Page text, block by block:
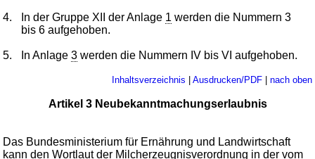
4. In der Gruppe XII der Anlage 1 werden die Nummern 3
bis 6 aufgehoben.
5. In Anlage3 werden die Nummern IV bis VI aufgehoben.
Inhaltsverzeichnis | Ausdrucken/PDF| nach oben
Artikel 3 Neubekanntmachungserlaubnis
Das Bundesministerium für Ernährung und Landwirtschaft
kann den Wortlaut der Milcherzeugnisverordnung in der vom